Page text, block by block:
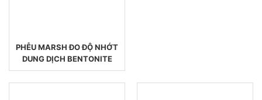
PHỄU MARSH ĐO ĐỘ NHỚT
DUNG DỊCH BENTONITE